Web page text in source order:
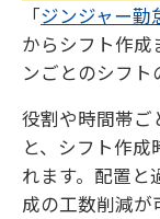
「ジンジャー勤
からシフト作成
ンごとのシフト
役割や時間帯ご
と、シフト作
れます。配置と
成の工数削減が